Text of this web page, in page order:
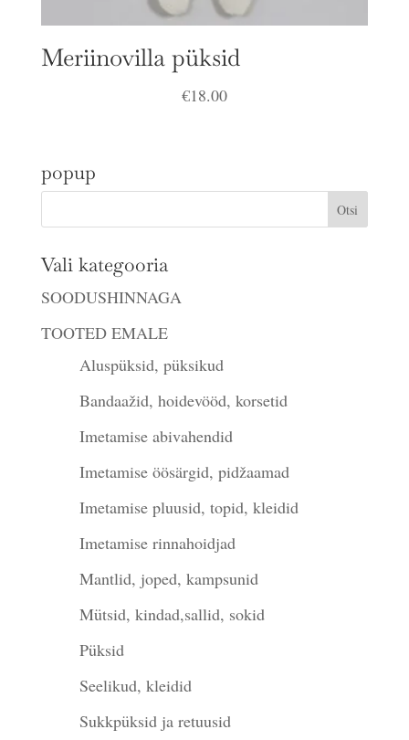
Meriinovilla püksid
€18.00
popup
Vali kategooria
SOODUSHINNAGA
TOOTED EMALE
Aluspüksid, püksikud
Bandaažid, hoidevööd, korsetid
Imetamise abivahendid
Imetamise öösärgid, pidžaamad
Imetamise pluusid, topid, kleidid
Imetamise rinnahoidjad
Mantlid, joped, kampsunid
Mütsid, kindad,sallid, sokid
Püksid
Seelikud, kleidid
Sukkpüksid ja retuusid